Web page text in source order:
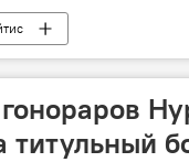
титульный